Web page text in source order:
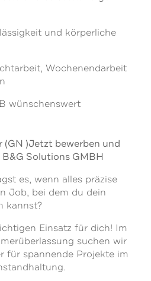
und körperliche
Wochenendarbeit
wünschenswert
(GN )Jetzt bewerben und
Solutions GMBH
es, wenn alles präzise
Job, bei dem du dein
kannst?
Einsatz für dich! Im
suchen wir
für spannende Projekte im